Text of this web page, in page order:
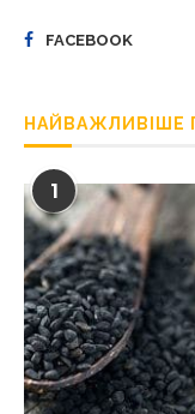
FACEBOOK
НАЙВАЖЛИВІШЕ
1